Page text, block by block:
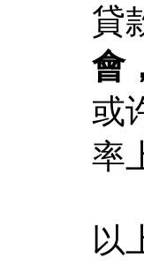
貸
會
或
率
以